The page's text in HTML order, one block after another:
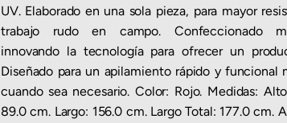
UV. Elaborado en una sola pieza, para mayor
trabajo rudo en campo. Confeccionado
innovando la tecnología para ofrecer un
Diseñado para un apilamiento rápido y funcional
cuando sea necesario. Color: Rojo. Medidas:
89.0 cm. Largo: 156.0 cm. Largo Total: 177.0 cm.